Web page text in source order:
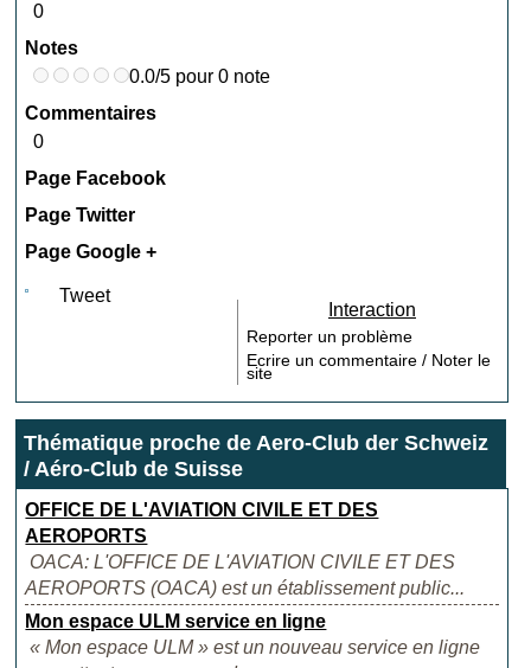
0
Notes
0.0/5 pour 0 note
Commentaires
0
Page Facebook
Page Twitter
Page Google +
Tweet
Interaction
Reporter un problème
Ecrire un commentaire / Noter le
site
Thématique proche de Aero-Club der Schweiz
/ Aéro-Club de Suisse
OFFICE DE L'AVIATION CIVILE ET DES
AEROPORTS
OACA: L'OFFICE DE L'AVIATION CIVILE ET DES
AEROPORTS (OACA) est un établissement public...
Mon espace ULM service en ligne
« Mon espace ULM » est un nouveau service en ligne